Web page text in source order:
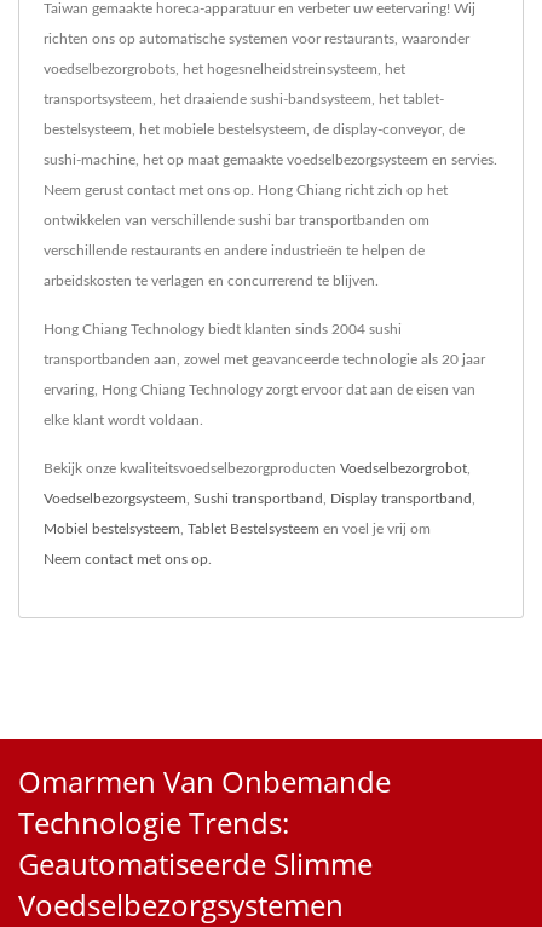
Taiwan gemaakte horeca-apparatuur en verbeter uw eetervaring! Wij
richten ons op automatische systemen voor restaurants, waaronder
voedselbezorgrobots, het hogesnelheidstreinsysteem, het
transportsysteem, het draaiende sushi-bandsysteem, het tablet-
bestelsysteem, het mobiele bestelsysteem, de display-conveyor, de
sushi-machine, het op maat gemaakte voedselbezorgsysteem en servies.
Neem gerust contact met ons op. Hong Chiang richt zich op het
ontwikkelen van verschillende sushi bar transportbanden om
verschillende restaurants en andere industrieën te helpen de
arbeidskosten te verlagen en concurrerend te blijven.
Hong Chiang Technology biedt klanten sinds 2004 sushi
transportbanden aan, zowel met geavanceerde technologie als 20 jaar
ervaring, Hong Chiang Technology zorgt ervoor dat aan de eisen van
elke klant wordt voldaan.
Bekijk onze kwaliteitsvoedselbezorgproducten Voedselbezorgrobot
Voedselbezorgsysteem Sushi transportband Display transportband
Mobiel bestelsysteem Tablet Bestelsysteem en voel je vrij om
Neem contact met ons op
Omarmen Van Onbemande
Technologie Trends:
Geautomatiseerde Slimme
Voedselbezorgsystemen